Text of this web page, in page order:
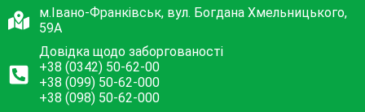
м.Івано-Франківськ, вул. Богдана Хмельницького,
59А
Довідка щодо заборгованості
+38 (0342) 50-62-00
+38 (099) 50-62-000
+38 (098) 50-62-000